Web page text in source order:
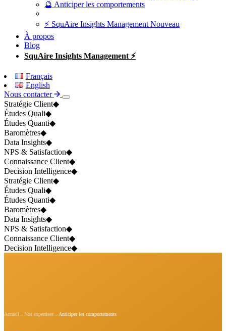
🔮 Anticiper les comportements
⚡ SquAire Insights Management Nouveau
À propos
Blog
SquAire Insights Management ⚡
Français
English
Nous contacter
Stratégie Client◆
Études Quali◆
Études Quanti◆
Baromètres◆
Data Insights◆
NPS & Satisfaction◆
Connaissance Client◆
Decision Intelligence◆
Stratégie Client◆
Études Quali◆
Études Quanti◆
Baromètres◆
Data Insights◆
NPS & Satisfaction◆
Connaissance Client◆
Decision Intelligence◆
Accueil →Nos expertises→ Anticiper les comportements